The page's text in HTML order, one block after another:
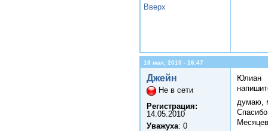
Вверх
18 мая, 2010 - 16:47
Джейн
Не в сети
Регистрация:
14.05.2010
Уважуха: 0
Юлиан
думаю,